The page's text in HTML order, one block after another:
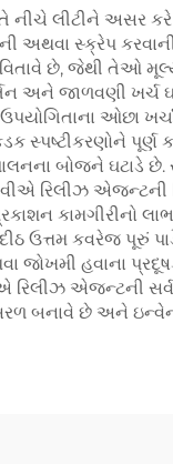
નીચે લીટીને અસર
અથવા સ્ક્રેપ
છે, જેથી તેઓ
અને જાળવણી ખર્ચ
ઓછા
કડક સ્પષ્ટીકરણોને
બોજને
રિલીઝ
કામગીરીનો
ઉત્તમ કવરેજ પૂરું
જોખમી હવાના
રિલીઝ એજન્ટની
બનાવે છે અને